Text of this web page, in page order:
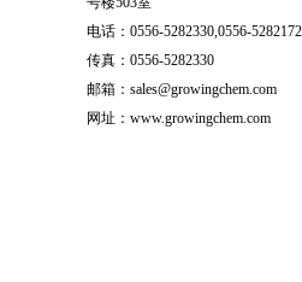
电话：0556-5282330,0556-5282172
传真：0556-5282330
邮箱：sales@growingchem.com
网址：www.growingchem.com